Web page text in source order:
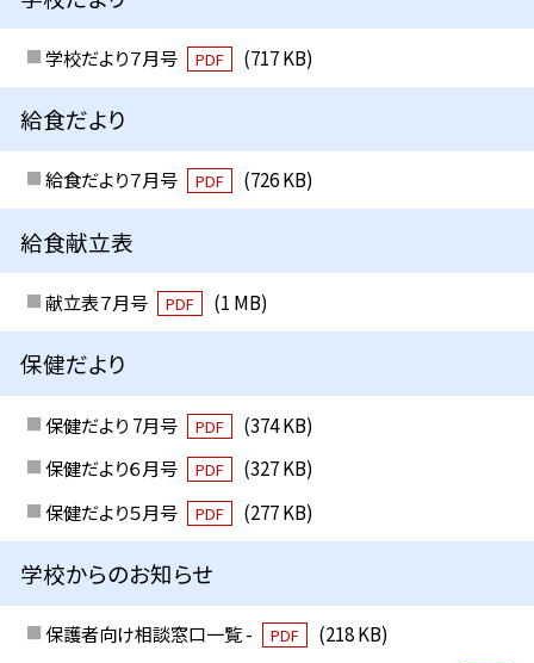
学校だより７月号 PDF (717 KB)
給食だより
給食だより７月号 PDF (726 KB)
給食献立表
献立表７月号 PDF (1 MB)
保健だより
保健だより 7月号 PDF
(374 KB)
保健だより６月号
PDF
(327 KB)
保健だより５月号
PDF (277 KB)
学校からのお知らせ
保護者向け相談窓口一覧 - PDF
(218 KB)